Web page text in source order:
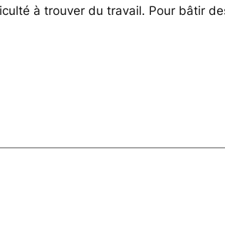
à trouver du travail. Pour bâtir